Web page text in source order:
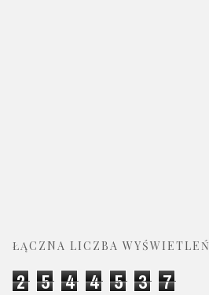
ŁĄCZNA LICZBA WYŚWIETLEŃ
2 5 4 4 5 3 7